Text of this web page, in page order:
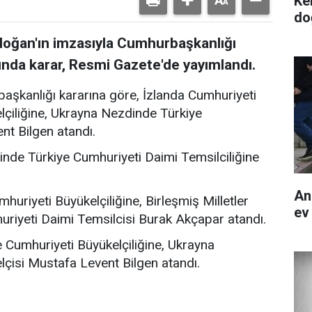
imzasıyla Cumhurbaşkanlığı
karar, Resmi Gazete'de yayımlandı.
kararına göre, İzlanda Cumhuriyeti
Ukrayna Nezdinde Türkiye
Bilgen atandı.
Türkiye Cumhuriyeti Daimi Temsilciliğine
Büyükelçiliğine, Birleşmiş Milletler
Daimi Temsilcisi Burak Akçapar atandı.
Büyükelçiliğine, Ukrayna
Mustafa Levent Bilgen atandı.